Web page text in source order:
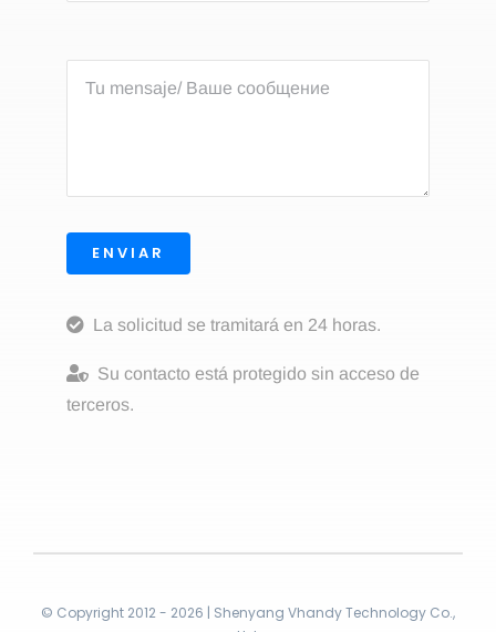
ENVIAR
La solicitud se tramitará en 24 horas.
Su contacto está protegido sin acceso de
terceros.
© Copyright 2012 - 2026 | Shenyang Vhandy Technology Co.,